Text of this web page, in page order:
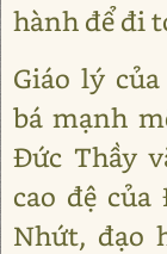
hành để đi
Giáo lý
bá mạnh
Đức Thầy
cao đệ
Nhứt, đạo